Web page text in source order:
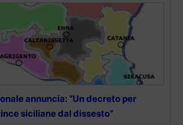
annuncia: “Un decreto per
siciliane dal dissesto”